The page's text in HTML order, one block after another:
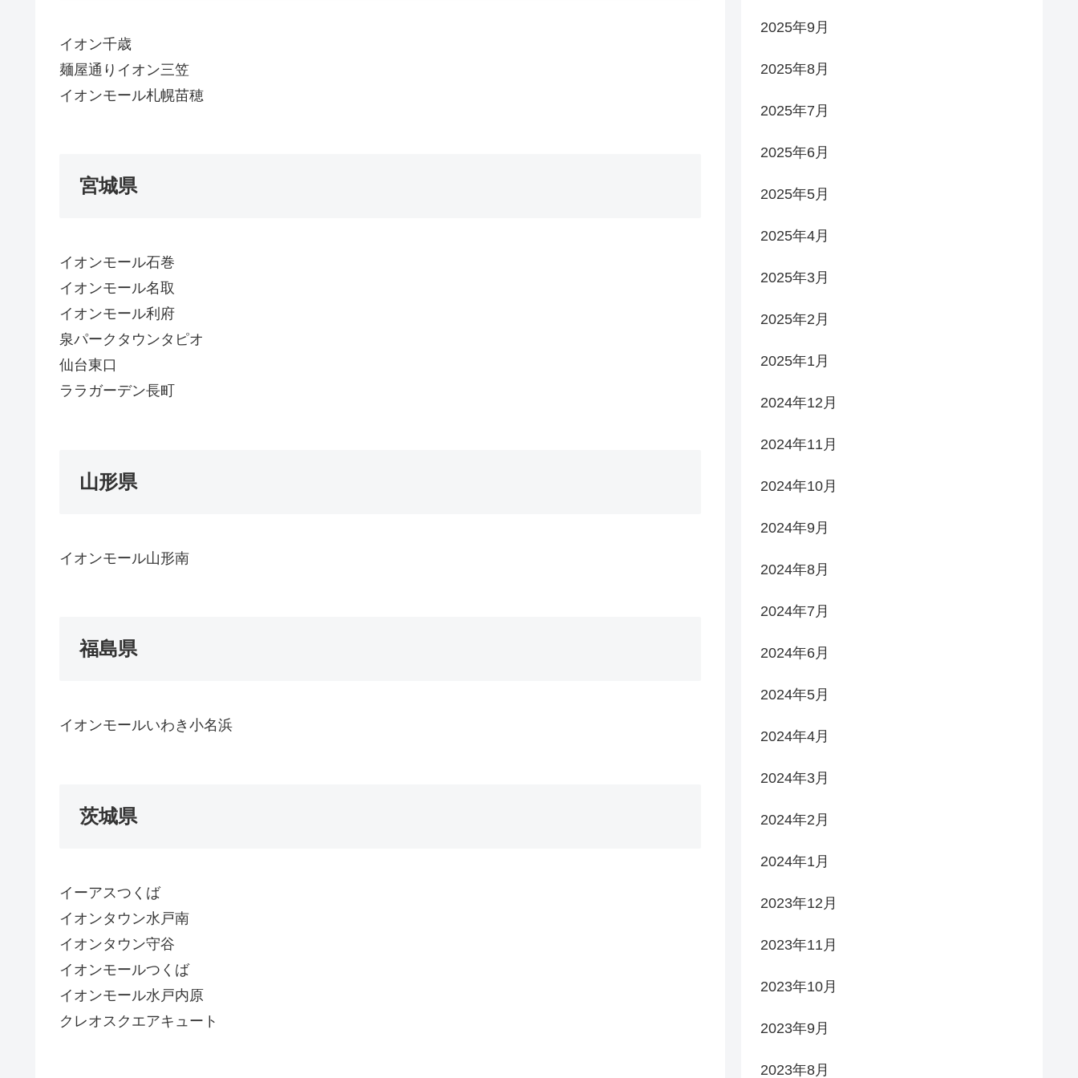
イオン千歳
麺屋通りイオン三笠
イオンモール札幌苗穂
宮城県
イオンモール石巻
イオンモール名取
イオンモール利府
泉パークタウンタピオ
仙台東口
ララガーデン長町
山形県
イオンモール山形南
福島県
イオンモールいわき小名浜
茨城県
イーアスつくば
イオンタウン水戸南
イオンタウン守谷
イオンモールつくば
イオンモール水戸内原
クレオスクエアキュート
2025年9月
2025年8月
2025年7月
2025年6月
2025年5月
2025年4月
2025年3月
2025年2月
2025年1月
2024年12月
2024年11月
2024年10月
2024年9月
2024年8月
2024年7月
2024年6月
2024年5月
2024年4月
2024年3月
2024年2月
2024年1月
2023年12月
2023年11月
2023年10月
2023年9月
2023年8月